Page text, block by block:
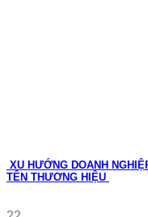
XU HƯỚNG DOANH
TÊN THƯƠNG HIỆU